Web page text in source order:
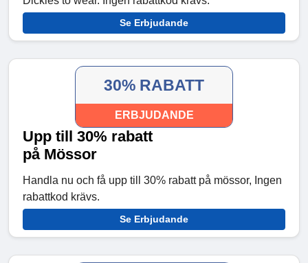
Se Erbjudande
30% RABATT
ERBJUDANDE
Upp till 30% rabatt
på Mössor
Handla nu och få upp till 30% rabatt på mössor, Ingen
rabattkod krävs.
Se Erbjudande